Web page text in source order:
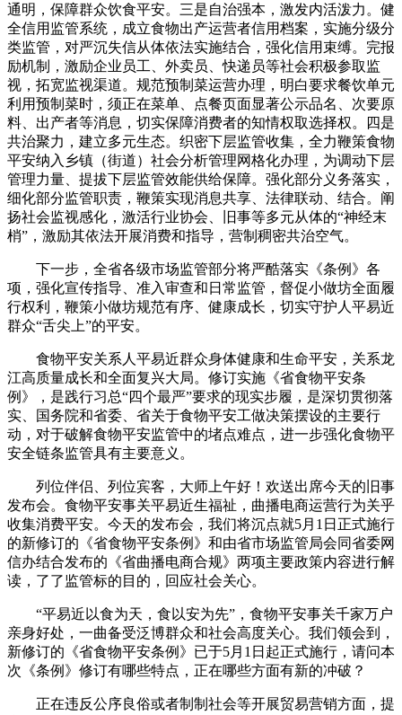
通明，保障群众饮食平安。三是自治强本，激发内活泼力。健
全信用监管系统，成立食物出产运营者信用档案，实施分级分
类监管，对严沉失信从体依法实施结合，强化信用束缚。完报
励机制，激励企业员工、外卖员、快递员等社会积极参取监
视，拓宽监视渠道。规范预制菜运营办理，明白要求餐饮单元
利用预制菜时，须正在菜单、点餐页面显著公示品名、次要原
料、出产者等消息，切实保障消费者的知情权取选择权。四是
共治聚力，建立多元生态。织密下层监管收集，全力鞭策食物
平安纳入乡镇（街道）社会分析管理网格化办理，为调动下层
管理力量、提拔下层监管效能供给保障。强化部分义务落实，
细化部分监管职责，鞭策实现消息共享、法律联动、结合。阐
扬社会监视感化，激活行业协会、旧事等多元从体的“神经末
梢”，激励其依法开展消费和指导，营制稠密共治空气。
下一步，全省各级市场监管部分将严酷落实《条例》各
项，强化宣传指导、准入审查和日常监管，督促小做坊全面履
行权利，鞭策小做坊规范有序、健康成长，切实守护人平易近
群众“舌尖上”的平安。
食物平安关系人平易近群众身体健康和生命平安，关系龙
江高质量成长和全面复兴大局。修订实施《省食物平安条
例》，是践行习总“四个最严”要求的现实步履，是深切贯彻落
实、国务院和省委、省关于食物平安工做决策摆设的主要行
动，对于破解食物平安监管中的堵点难点，进一步强化食物平
安全链条监管具有主要意义。
列位伴侣、列位宾客，大师上午好！欢送出席今天的旧事
发布会。食物平安事关平易近生福祉，曲播电商运营行为关乎
收集消费平安。今天的发布会，我们将沉点就5月1日正式施行
的新修订的《省食物平安条例》和由省市场监管局会同省委网
信办结合发布的《省曲播电商合规》两项主要政策内容进行解
读，了了监管标的目的，回应社会关心。
“平易近以食为天，食以安为先”，食物平安事关千家万户
亲身好处，一曲备受泛博群众和社会高度关心。我们领会到，
新修订的《省食物平安条例》已于5月1日起正式施行，请问本
次《条例》修订有哪些特点，正在哪些方面有新的冲破？
正在违反公序良俗或者制制社会等开展贸易营销方面，提